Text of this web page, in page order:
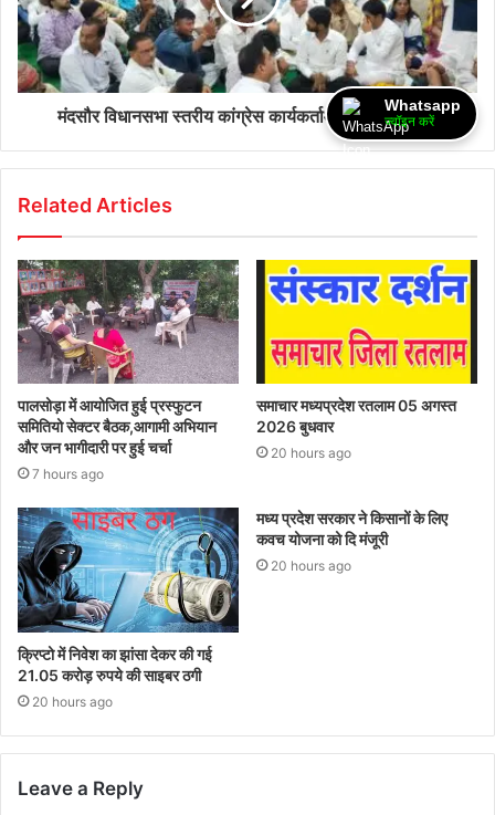
मंदसौर विधानसभा स्तरीय कांग्रेस कार्यकर्ताओं की बैठक संपन्न
Related Articles
पालसोड़ा में आयोजित हुई प्रस्फुटन
समितियो सेक्टर बैठक,आगामी अभियान
और जन भागीदारी पर हुई चर्चा
7 hours ago
समाचार मध्यप्रदेश रतलाम 05 अगस्त
2026 बुधवार
20 hours ago
क्रिप्टो में निवेश का झांसा देकर की गई
21.05 करोड़ रुपये की साइबर ठगी
20 hours ago
मध्य प्रदेश सरकार ने किसानों के लिए
कवच योजना को दि मंजूरी
20 hours ago
Leave a Reply
Whatsapp
ज्वॉइन करें